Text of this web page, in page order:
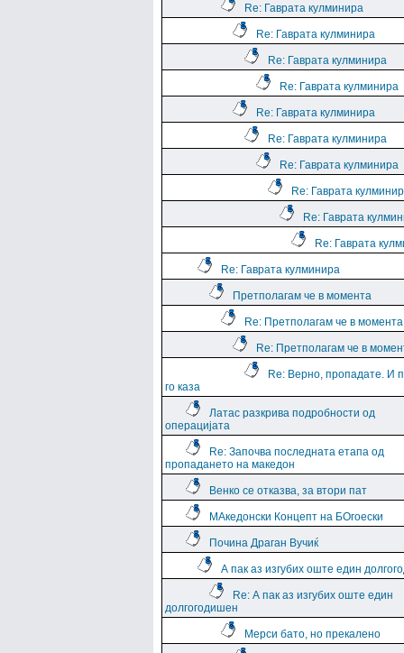
Re: Гаврата кулминира
Re: Гаврата кулминира
Re: Гаврата кулминира
Re: Гаврата кулминира
Re: Гаврата кулминира
Re: Гаврата кулминира
Re: Гаврата кулминира
Re: Гаврата
Re: Гаврата
Re: Гаврата
Re: Гаврата кулминира
Претполагам че в момента
Re: Претполагам че в момента
Re: Претполагам че в
Re: Верно, пропадате. И
го каза
Латас разкрива подробности од
операцијата
Re: Започва последната етапа од
пропадането на македон
Венко се отказва, за втори пат
МАкедонски Концепт на БОгоески
Почина Драган Вучиќ
А пак аз изгубих оште един
Re: А пак аз изгубих оште един
долгогодишен
Мерси бато, но прекалено